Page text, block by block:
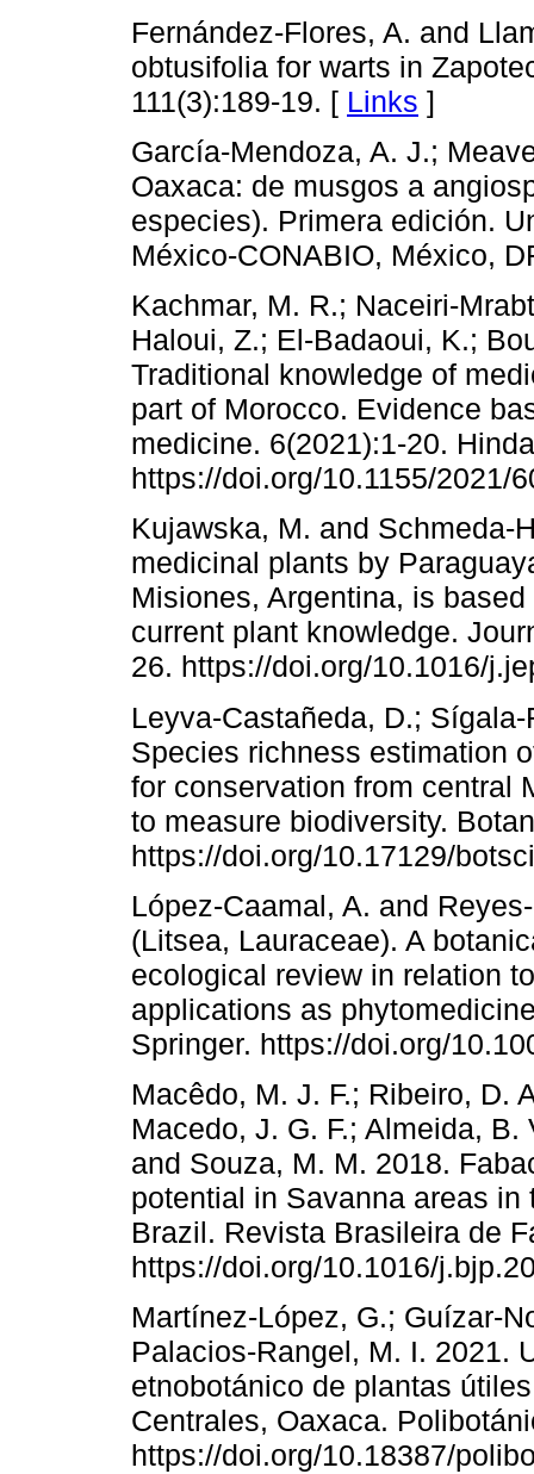
Fernández-Flores, A. and
obtusifolia for warts in
111(3):189-19. [ Links ]
García-Mendoza, A. J.;
Oaxaca: de musgos a
especies). Primera edición.
México-CONABIO, México,
Kachmar, M. R.; Naceiri-
Haloui, Z.; El-Badaoui, K.;
Traditional knowledge of
part of Morocco. Evidence
medicine. 6(2021):1-20.
https://doi.org/10.1155/2021/
Kujawska, M. and Schmeda-
medicinal plants by
Misiones, Argentina, is
current plant knowledge.
26. https://doi.org/10.1016/
Leyva-Castañeda, D.;
Species richness estimation
for conservation from central
to measure biodiversity.
https://doi.org/10.17129/
López-Caamal, A. and
(Litsea, Lauraceae). A
ecological review in relation
applications as
Springer. https://doi.org/
Macêdo, M. J. F.; Ribeiro, D.
Macedo, J. G. F.; Almeida,
and Souza, M. M. 2018.
potential in Savanna areas
Brazil. Revista Brasileira de
https://doi.org/10.1016/
Martínez-López, G.; Guízar-
Palacios-Rangel, M. I. 2021.
etnobotánico de plantas
Centrales, Oaxaca.
https://doi.org/10.18387/